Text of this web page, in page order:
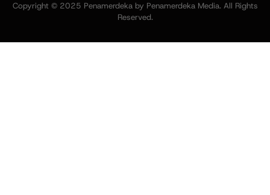
Copyright © 2025 Penamerdeka by Penamerdeka Media. All Rights
Reserved.